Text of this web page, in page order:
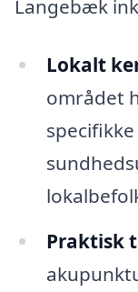
Langebæk
Lokalt
området
Praktisk